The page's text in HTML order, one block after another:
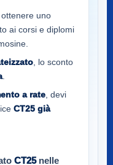
uno
ai corsi e diplomi
, lo sconto
.
a rate , devi
CT25 già
CT25nelle